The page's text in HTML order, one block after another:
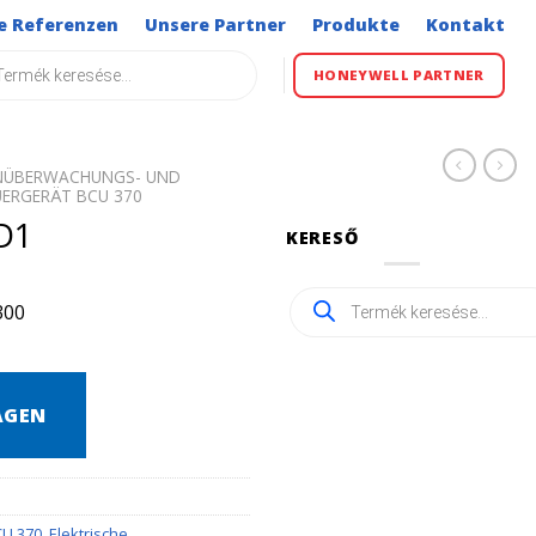
Referenzen Unsere Partner Produkte Kontakt
HONEYWELL PARTNER
UND
BCU 370
KERESŐ
Products
search